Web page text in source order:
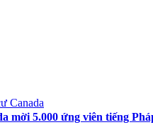
Canada
mời 5.000 ứng viên tiếng